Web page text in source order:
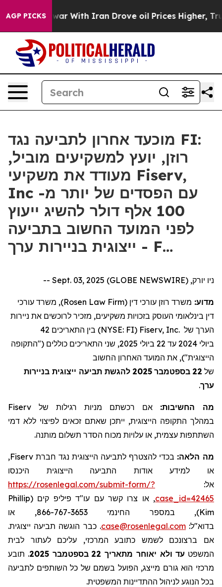
AGP PICKS
As war With Iran Drove oil Prices Higher, Trump
מוכעד אחרון לתביעה נגד FI:
רוזן, יועץ למשקיעים מוביל,
מעודד את משקיעי Fiserv,
Inc עם הפסדים של יותר מ-
100 אלף דולר להשיג ייעוץ
לפני המועד החשוב בתביעה
ייצוגית בניירות ערך - F…
ניו יורק, Sept. 03, 2025 (GLOBE NEWSWIRE) --
מדוע: משרד רוזן עורכי דין (Rosen Law Firm), משרד עורכי
דין בינלאומי העוסק בזכויות משקיעים, מזכיר לרוכשים את ניירות
הערך של Fiserv, Inc.
(
NYSE: FI) בין התאריכים 2
4
ביולי 2024 עד 22 ביולי 2025, שני התאריכים כוללים ("התקופה
הייצוגית"), את המועד האחרון החשוב
של 22 בספטמבר 2025 להגשת תביעה ייצוגית בניירות
ערך.
מה החשיבות: אם רכשתם מניות רגילות של Fiserv
במהלך התקופה הייצוגית, ייתכן שאתם זכאים לפיצוי ללא דמי
השתתפות עצמית, או עלויות מכוח הסדר תשלום מותנה.
מה הלאה: בכדי להצטרף לתביעה הייצוגית נגד חברת Fiserv
,
או למידע אודות התביעה הייצוגית היכנסו
אל: https://rosenlegal.com/submit-form/?
case_id=42465, או צרו קשר עם עו"ד פיליפ קים (Phillip
Kim
), במספר החינמי 866-767-3653, או
בדוא"ל:case@rosenlegal.com
.כבר הוגשה תביעה ייצוגית.
אם ברצונכם לשמש כתובע המרכזי, עליכם לעתור לבית
המשפט עד ולא יאוחר מתאריך 22 בספטמבר 2025
. תובע
מרכזי הוא גורם מייצג, הפועל בשמם של כל השותפים לתביעה
בכל הנוגע לניהול ההתדיינות המשפטית.